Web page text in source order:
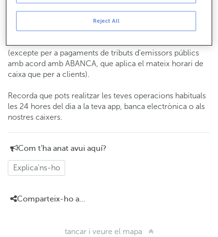
Operacions amb efectiu
Clients: de dilluns a divendres de 8:15 a 11:00
Si no ets client, l'horari de caixa serà elsdimarts i dijous
(excepte per a pagaments de tributs d'emissors públics
amb acord amb ABANCA, que aplica el mateix horari de
caixa que per a clients).
Recorda que pots realitzar les teves operacions habituals
les 24 hores del dia a la teva app, banca electrònica o als
nostres caixers.
Com t'ha anat avui aquí?
Explica'ns-ho
Comparteix-ho a...
tancar i veure el mapa
Reject All